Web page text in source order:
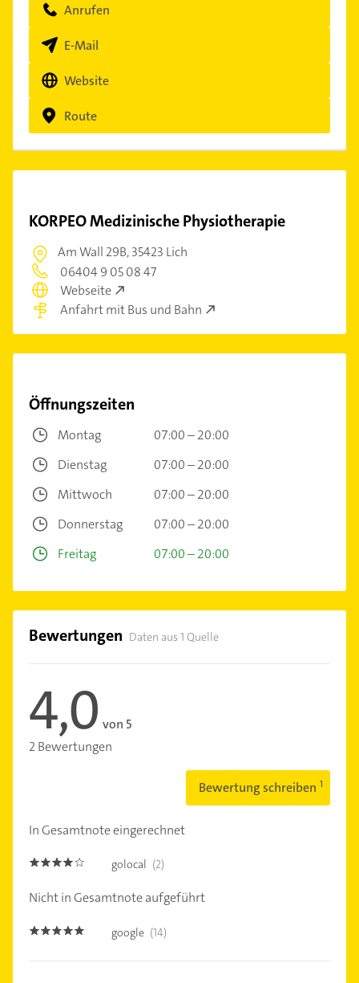
Anrufen
E-Mail
Website
Route
KORPEO Medizinische Physiotherapie
Am Wall 29B,35423 Lich
06404 9 05 08 47
Webseite
Anfahrt mit Bus und Bahn
Öffnungszeiten
Montag
07:00 – 20:00
Dienstag
07:00 – 20:00
Mittwoch
07:00 – 20:00
Donnerstag
07:00 – 20:00
Freitag
07:00 – 20:00
Bewertungen Daten aus 1 Quelle
4,0 von 5
2 Bewertungen
Bewertung schreiben
In Gesamtnote eingerechnet
4.0 golocal (2)
Nicht in Gesamtnote aufgeführt
4.9 google (14)